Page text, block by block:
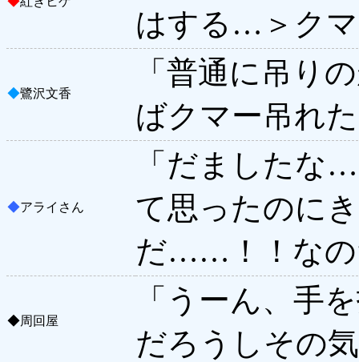
はする…＞ク
◆鷺沢文香
「普通に吊り
ばクマー吊れ
◆アライさん
「だましたな
て思ったのに
だ……！！なの
◆周回屋
「うーん、手
だろうしその